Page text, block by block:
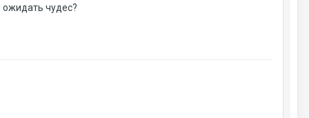
ожидать чудес?